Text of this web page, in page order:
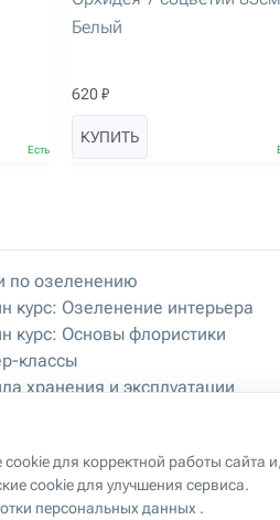
Есть
Белый
620 ₽
КУПИТЬ
по озеленению
курс: Озеленение интерьера
курс: Основы флористики
классы
хранения и эксплуатации
материалов с сайта|
данных
для корректной работы сайта
cookie для улучшения сервиса.
персональных данных .